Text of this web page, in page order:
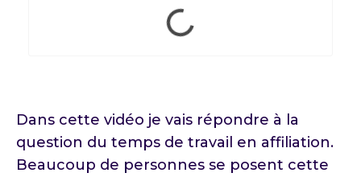
Dans cette vidéo je vais répondre à la
question du temps de travail en affiliation.
Beaucoup de personnes se posent cette